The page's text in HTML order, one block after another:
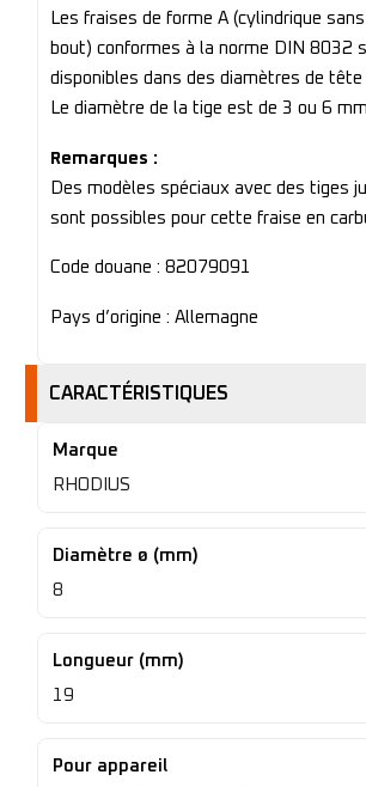
Les fraises de forme A (cylindrique
bout) conformes à la norme DIN 8032
disponibles dans des diamètres de
Le diamètre de la tige est de 3 ou 6
Remarques :
Des modèles spéciaux avec des tiges
sont possibles pour cette fraise en
Code douane : 82079091
Pays d’origine : Allemagne
CARACTÉRISTIQUES
Marque
RHODIUS
Diamètre ø (mm)
8
Longueur (mm)
19
Pour appareil